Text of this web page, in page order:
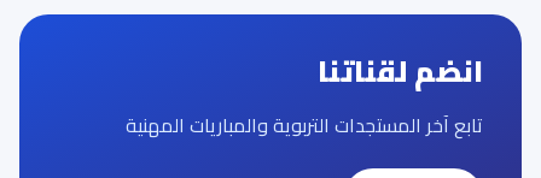
انضم لقناتنا
تابع آخر المستجدات التربوية والمباريات المهنية